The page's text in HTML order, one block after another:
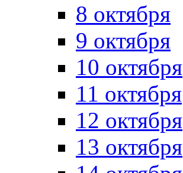
8 октября
9 октября
10 октября
11 октября
12 октября
13 октября